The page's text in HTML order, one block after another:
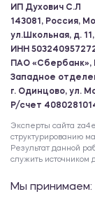
ИП Духович С.Л
143081, Россия,
ул.Школьная, д. 11,
ИНН
ПАО «Сбербанк»,
Западное
г. Одинцово, ул.
Р/счет
Эксперты сайта
структурированию
Результат данной
служить источником
Мы принимаем: